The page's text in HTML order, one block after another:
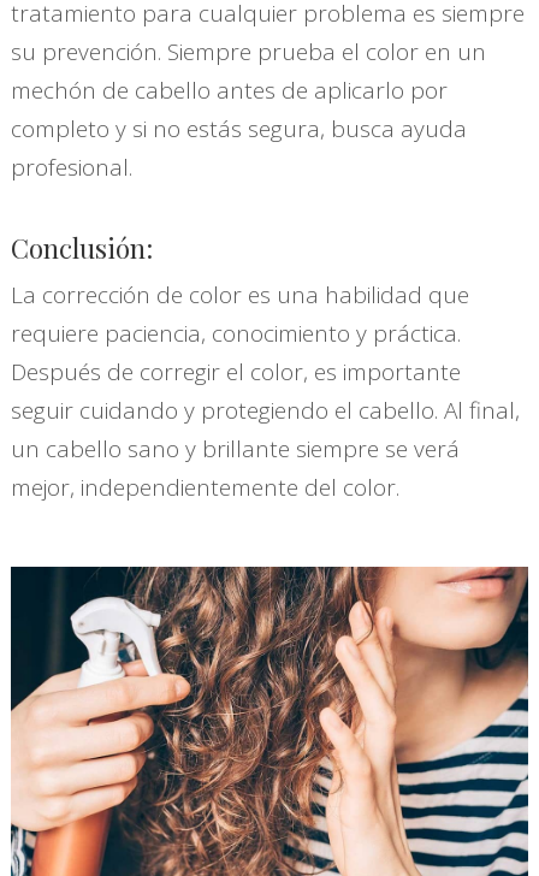
tratamiento para cualquier problema es siempre
su prevención. Siempre prueba el color en un
mechón de cabello antes de aplicarlo por
completo y si no estás segura, busca ayuda
profesional.
Conclusión:
La corrección de color es una habilidad que
requiere paciencia, conocimiento y práctica.
Después de corregir el color, es importante
seguir cuidando y protegiendo el cabello. Al final,
un cabello sano y brillante siempre se verá
mejor, independientemente del color.